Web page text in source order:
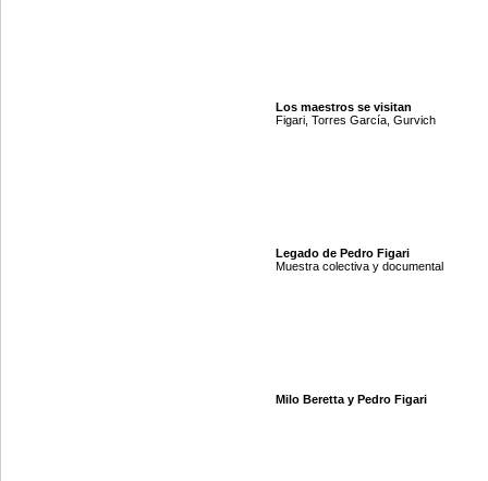
Los maestros se visitan
Figari, Torres García, Gurvich
Legado de Pedro Figari
Muestra colectiva y documental
Milo Beretta y Pedro Figari